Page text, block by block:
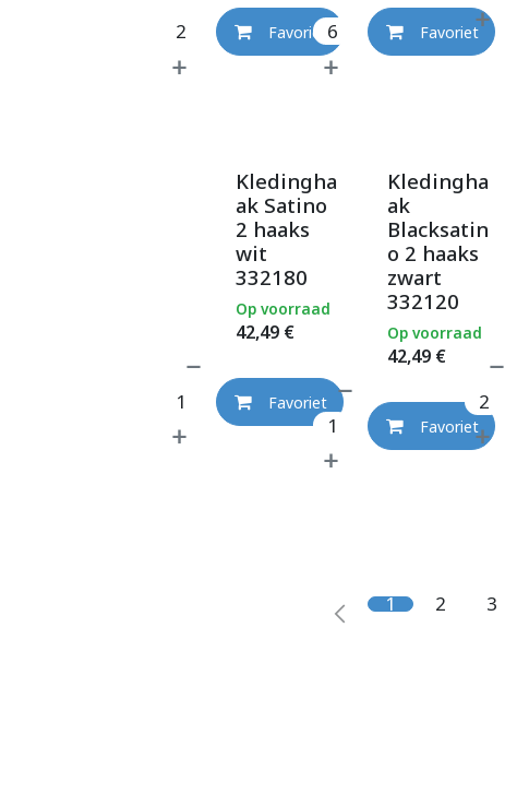
Favoriet Favoriet
Kledingha
ak Satino
2 haaks
wit
332180
42,49 €
Op voorraad
Favoriet
Kledingha
ak
Blacksatin
o 2 haaks
zwart
332120
42,49€
Op voorraad
Favoriet
1 2 3